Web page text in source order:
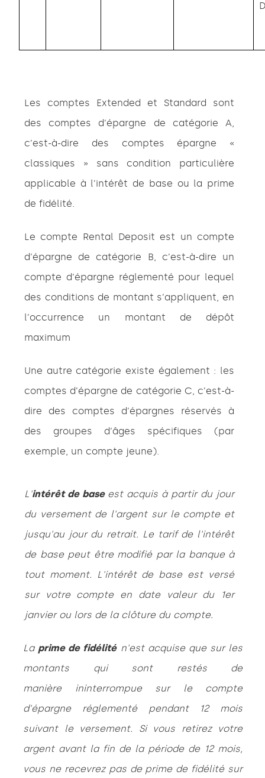
Les comptes Extended et Standard sont
des comptes d’épargne de catégorie A,
c’est-à-dire des comptes épargne «
classiques » sans condition particulière
applicable à l’intérêt de base ou la prime
de fidélité.
Le compte Rental Deposit est un compte
d’épargne de catégorie B, c’est-à-dire un
compte d’épargne réglementé pour lequel
des conditions de montant s’appliquent, en
l’occurrence un montant de dépôt
maximum
Une autre catégorie existe également : les
comptes d’épargne de catégorie C, c’est-à-
dire des comptes d’épargnes réservés à
des groupes d’âges spécifiques (par
exemple, un compte jeune).
L'intérêt de base est acquis à partir du jour
du versement de l'argent sur le compte et
jusqu'au jour du retrait. Le tarif de l'intérêt
de base peut être modifié par la banque à
tout moment. L'intérêt de base est versé
sur votre compte en date valeur du 1er
janvier ou lors de la clôture du compte.
La prime de fidélitén'est acquise que sur les
montants qui sont restés de
manière ininterrompue sur le compte
d'épargne réglementé pendant 12 mois
suivant le versement. Si vous retirez votre
argent avant la fin de la période de 12 mois,
vous ne recevrez pas de prime de fidélité sur